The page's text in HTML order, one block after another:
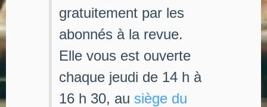
gratuitement par les
abonnés à la revue.
Elle vous est ouverte
chaque jeudi de 14 h à
16 h 30, au siège du